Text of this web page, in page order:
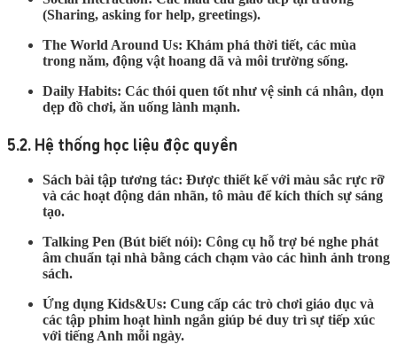
(Sharing, asking for help, greetings).
The World Around Us: Khám phá thời tiết, các mùa
trong năm, động vật hoang dã và môi trường sống.
Daily Habits: Các thói quen tốt như vệ sinh cá nhân, dọn
dẹp đồ chơi, ăn uống lành mạnh.
5.2. Hệ thống học liệu độc quyền
Sách bài tập tương tác: Được thiết kế với màu sắc rực rỡ
và các hoạt động dán nhãn, tô màu để kích thích sự sáng
tạo.
Talking Pen (Bút biết nói): Công cụ hỗ trợ bé nghe phát
âm chuẩn tại nhà bằng cách chạm vào các hình ảnh trong
sách.
Ứng dụng Kids&Us: Cung cấp các trò chơi giáo dục và
các tập phim hoạt hình ngắn giúp bé duy trì sự tiếp xúc
với tiếng Anh mỗi ngày.